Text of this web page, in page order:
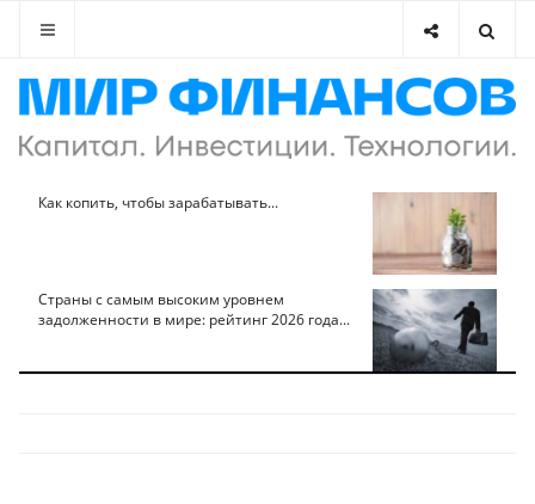
Как копить, чтобы зарабатывать...
Страны с самым высоким уровнем
задолженности в мире: рейтинг 2026 года...